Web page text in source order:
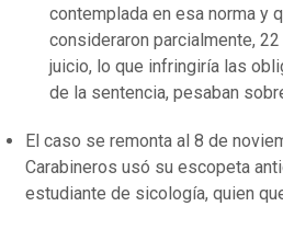
contemplada en esa norma y
consideraron parcialmente,
juicio, lo que infringiría las
de la sentencia, pesaban
El caso se remonta al 8 de
Carabineros usó su escopeta
estudiante de sicología, quien